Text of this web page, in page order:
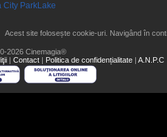
City ParkLake
Acest site folosește cookie-uri. Navigând în
2026 Cinemagia®
| Contact | Politica de confidențialitate | A.N.P.C